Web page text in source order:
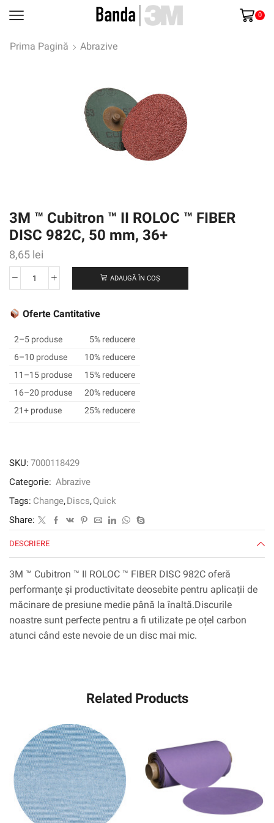
0
Prima Pagină Abrazive
3M ™ Cubitron ™ II ROLOC ™ FIBER
DISC 982C, 50 mm, 36+
8,65 lei
Cantitate
™
™
ROLOC
™
FIBER
DISC
36+
ADAUGĂ ÎN COȘ
Oferte Cantitative
2–5 produse
5% reducere
6–10 produse
10% reducere
11–15 produse
15% reducere
16–20 produse
20% reducere
21+ produse
25% reducere
SKU: 7000118429
Categorie: Abrazive
Tags: Change,Discs,Quick
Share:
DESCRIERE
3M ™ Cubitron ™ II ROLOC ™ FIBER DISC 982C oferă
performanțe și productivitate deosebite pentru aplicații de
măcinare de presiune medie până la înaltă.Discurile
noastre sunt perfecte pentru a fi utilizate pe oțel carbon
atunci când este nevoie de un disc mai mic.
Related Products